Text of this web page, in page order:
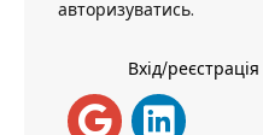
авторизуватись.
Вхід/